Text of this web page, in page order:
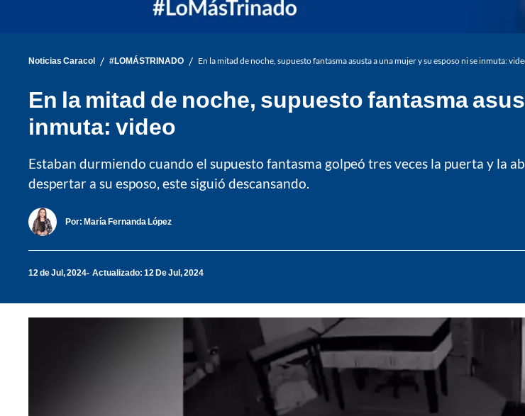
Noticias Caracol / #LOMÁSTRINADO / En la mitad de noche, supuesto fantasma asusta a una mujer y su esposo ni se inmuta:
En la mitad de noche, supuesto fantasma
inmuta: video
Estaban durmiendo cuando el supuesto fantasma golpeó tres veces la puerta y la
despertar a su esposo, este siguió descansando.
Por: María Fernanda López
12 de Jul, 2024 Actualizado: 12 De Jul, 2024